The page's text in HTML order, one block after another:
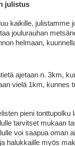
julistus
kaikille, julistamme
joulurauhan
helmaan,
ajetaan n. 3km,
vielä 1km, kunnes
pieni tonttupolku
tarvitset mukaan
voi saapua oman
halukkaille myös